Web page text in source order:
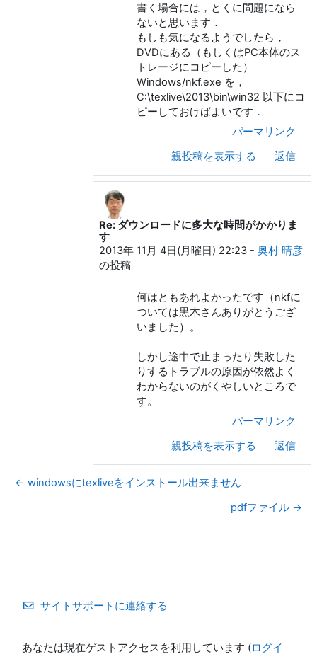
書く場合には，とくに問題になら
ないと思います．
もしも気になるようでしたら，
DVDにある（もしくはPC本体のス
トレージにコピーした）
Windows/nkf.exe を，
C:\texlive\2013\bin\win32 以下にコ
ピーしておけばよいです．
パーマリンク
親投稿を表示する
返信
島 智彦 への返信
Re: ダウンロードに多大な時間がかかりま
す
2013年 11月 4日(月曜日) 22:23- 奥村 晴彦
の投稿
何はともあれよかったです（nkfに
ついては黒木さんありがとうござ
いました）。
しかし途中で止まったり失敗した
りするトラブルの原因が依然よく
わからないのがくやしいところで
す。
パーマリンク
親投稿を表示する
返信
← windowsにtexliveをインストール出来ません
pdfファイル →
サイトサポートに連絡する
あなたは現在ゲストアクセスを利用しています (ログイ